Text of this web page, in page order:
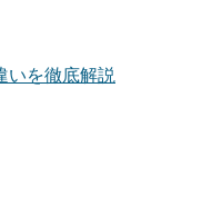
いを徹底解説